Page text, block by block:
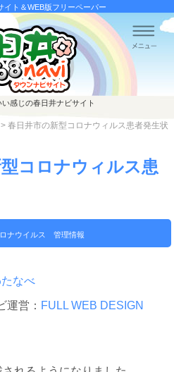
イト＆WEB版フリーペーパー
感じの春日井ナビサイト
> 春日井市の新型コロナウィルス患者発生状
コロナウィルス患
ナウイルス 管理情報
なべ
運営： FULL WEB DESIGN